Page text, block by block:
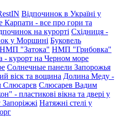
Відпочинок в Україні у
Карпати - все про гори та
на курорті Східниця -
у Моршині Буковель
НМП "Затока" НМП "Грибовка"
- курорт на Черном море
Солнечные панели Запорожья
віск та вощина Долина Меду -
Слюсарєв Слюсарев Вадим
- пластикові вікна та двері у
Натяжні стелі у